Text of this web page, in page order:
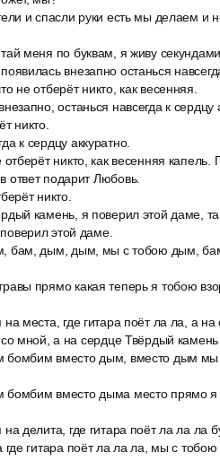
и спасли руки есть мы делаем и
меня по буквам, я живу
внезапно останься
не отберёт никто, как весенняя.
останься навсегда к
никто.
к сердцу аккуратно.
никто, как весенняя
ответ подарит Любовь.
никто.
камень, я поверил этой даме,
этой даме.
бам, дым, дым, мы с тобою дым,
прямо какая теперь я тобою
на места, где гитара поёт ла ла, а
мной, а на сердце Твёрдый камень
бомбим вместо дым, вместо дым
вместо дыма место прямо я
на делита, где гитара поёт ла ла ла
где гитара поёт ла ла ла, мы с